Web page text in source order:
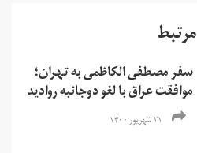
مرتبط
سفر مصطفی الکاظمی به تهران؛
موافقت عراق با لغو دوجانبه روادید
۲۱ شهریور ۱۴۰۰